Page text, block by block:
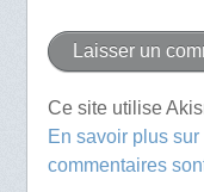
Ce site utilise
En savoir plus
commentaires